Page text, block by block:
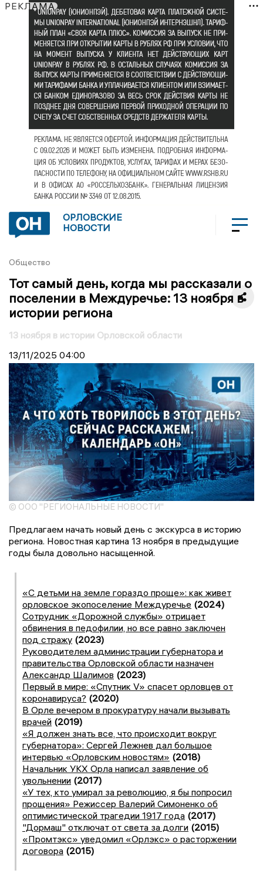
РЕКЛАМА
ОРЛОВСКИЕ
НОВОСТИ
Общество
Тот самый день, когда мы рассказали о
поселении в Междуречье: 13 ноября в
истории региона
13 ноября в истории Орловской области
13/11/2025 04:00
© ООО "РЕГИОНАЛЬНЫЕ НОВОСТИ"
Предлагаем начать новый день с экскурса в историю
региона. Новостная картина 13 ноября в предыдущие
годы была довольно насыщенной.
«С детьми на земле гораздо проще»: как живет
орловское экопоселение Междуречье (2024)
Сотрудник «Дорожной службы» отрицает
обвинения в педофилии, но все равно заключен
под стражу (2023)
Руководителем администрации губернатора и
правительства Орловской области назначен
Александр Шалимов (2023)
Первый в мире: «Спутник V» спасет орловцев от
коронавируса? (2020)
В Орле вечером в прокуратуру начали вызывать
врачей (2019)
«Я должен знать все, что происходит вокруг
губернатора»: Сергей Лежнев дал большое
интервью «Орловским новостям» (2018)
Начальник УКХ Орла написал заявление об
увольнении (2017)
«У тех, кто умирал за революцию, я бы попросил
прощения» Режиссер Валерий Симоненко об
оптимистической трагедии 1917 года (2017)
"Дормаш" отключат от света за долги (2015)
«Промтэкс» уведомил «Орлэкс» о расторжении
договора (2015)